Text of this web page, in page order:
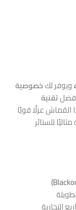
ويوفر لكخصوصية
تقنية
عزلًا قويًا
للستائر
التجارية